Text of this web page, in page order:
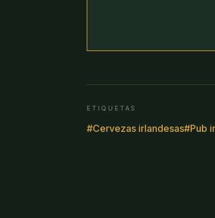
ETIQUETAS
#Cervezas irlandesas#Pub